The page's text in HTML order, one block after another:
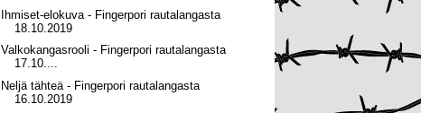
Ihmiset-elokuva - Fingerpori rautalangasta
18.10.2019
Valkokangasrooli - Fingerpori rautalangasta
17.10....
Neljä tähteä - Fingerpori rautalangasta
16.10.2019